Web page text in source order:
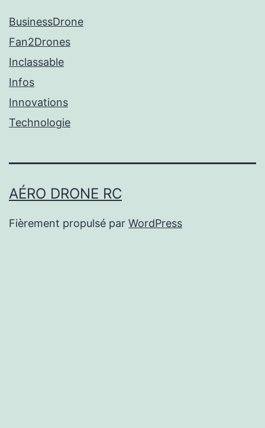
BusinessDrone
Fan2Drones
Inclassable
Infos
Innovations
Technologie
AÉRO DRONE RC
Fièrement propulsé par WordPress